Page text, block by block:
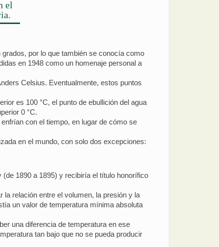
el
por lo que también se conocía como
en 1948 como un homenaje personal a
Celsius. Eventualmente, estos puntos
es 100 °C, el punto de ebullición del agua
0 °C.
con el tiempo, en lugar de cómo se
en el mundo, con solo dos excepciones:
1890 a 1895) y recibiría el título honorífico
relación entre el volumen, la presión y la
un valor de temperatura mínima absoluta
una diferencia de temperatura en ese
tan bajo que no se pueda producir